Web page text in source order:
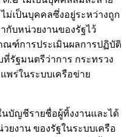
ม่เป็นบุคคลซึ่งอยู่ระหว่างถูก
บหน่วยงานของรัฐไว้
ณฑ์การประเมินผลการปฏิบัติ
ที่รัฐมนตรีว่าการ กระทรวง
พร่ในระบบเครือข่าย
บัญชีรายชื่อผู้ทิ้งงานและได้
ยงาน ของรัฐในระบบเครือ